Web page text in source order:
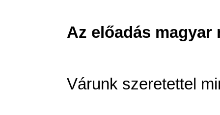
Az előadás
Várunk szeretettel